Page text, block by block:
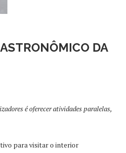
DA
é oferecer atividades paralelas,
para visitar o interior